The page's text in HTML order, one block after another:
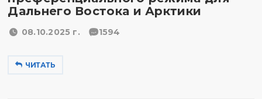
Дальнего Востока и Арктики
08.10.2025 г. 1594
ЧИТАТЬ